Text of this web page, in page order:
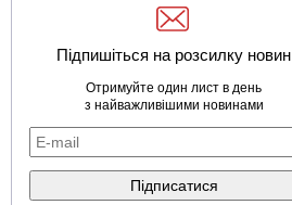
Підпишіться на розсилку новин
Отримуйте один лист в день
з найважливішими новинами